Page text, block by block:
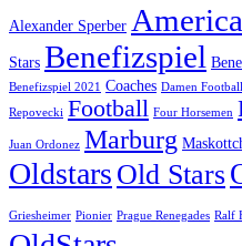
Alexander Sperber
Stars Benefizspiel
Benefizspiel 2021
Coaches Damen Football
Repovecki Football Four Horsemen
Juan Ordonez Marburg
Oldstars Old Stars
Griesheimer Pionier Prague Renegades Ralf